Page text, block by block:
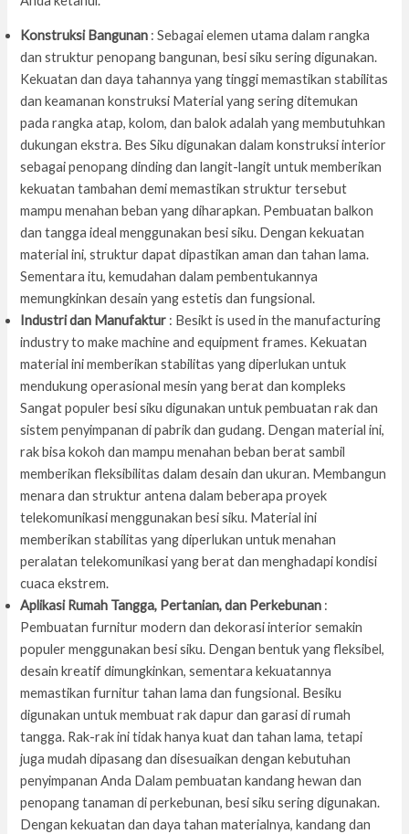
Konstruksi Bangunan : Sebagai elemen utama dalam rangka
dan struktur penopang bangunan, besi siku sering digunakan.
Kekuatan dan daya tahannya yang tinggi memastikan stabilitas
dan keamanan konstruksi Material yang sering ditemukan
pada rangka atap, kolom, dan balok adalah yang membutuhkan
dukungan ekstra. Bes Siku digunakan dalam konstruksi interior
sebagai penopang dinding dan langit-langit untuk memberikan
kekuatan tambahan demi memastikan struktur tersebut
mampu menahan beban yang diharapkan. Pembuatan balkon
dan tangga ideal menggunakan besi siku. Dengan kekuatan
material ini, struktur dapat dipastikan aman dan tahan lama.
Sementara itu, kemudahan dalam pembentukannya
memungkinkan desain yang estetis dan fungsional.
Industri dan Manufaktur : Besikt is used in the manufacturing
industry to make machine and equipment frames. Kekuatan
material ini memberikan stabilitas yang diperlukan untuk
mendukung operasional mesin yang berat dan kompleks
Sangat populer besi siku digunakan untuk pembuatan rak dan
sistem penyimpanan di pabrik dan gudang. Dengan material ini,
rak bisa kokoh dan mampu menahan beban berat sambil
memberikan fleksibilitas dalam desain dan ukuran. Membangun
menara dan struktur antena dalam beberapa proyek
telekomunikasi menggunakan besi siku. Material ini
memberikan stabilitas yang diperlukan untuk menahan
peralatan telekomunikasi yang berat dan menghadapi kondisi
cuaca ekstrem.
Aplikasi Rumah Tangga, Pertanian, dan Perkebunan :
Pembuatan furnitur modern dan dekorasi interior semakin
populer menggunakan besi siku. Dengan bentuk yang fleksibel,
desain kreatif dimungkinkan, sementara kekuatannya
memastikan furnitur tahan lama dan fungsional. Besiku
digunakan untuk membuat rak dapur dan garasi di rumah
tangga. Rak-rak ini tidak hanya kuat dan tahan lama, tetapi
juga mudah dipasang dan disesuaikan dengan kebutuhan
penyimpanan Anda Dalam pembuatan kandang hewan dan
penopang tanaman di perkebunan, besi siku sering digunakan.
Dengan kekuatan dan daya tahan materialnya, kandang dan